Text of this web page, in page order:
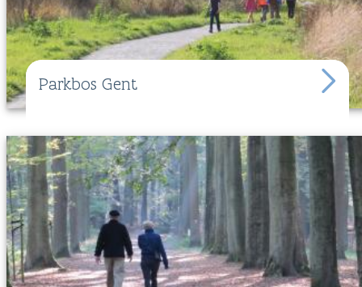
Parkbos Gent